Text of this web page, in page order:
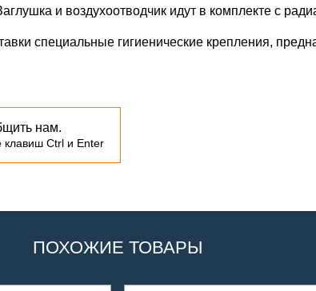
и воздухоотводчик идут в комплекте с
специальные гигиенические крепления,
нам.
клавиш Ctrl и Enter
ПОХОЖИЕ ТОВАРЫ